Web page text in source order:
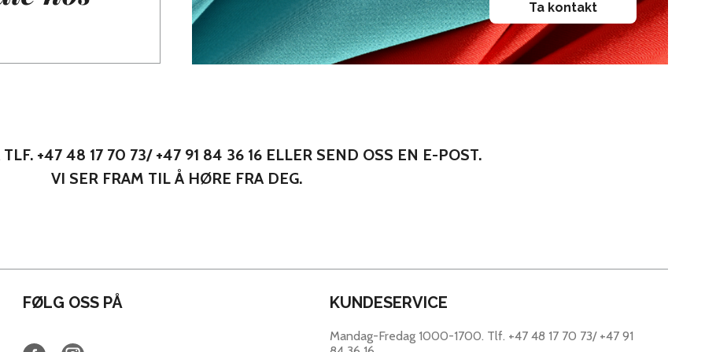
WIDE LEG
STRETCH OG
44=10 STK.PK.
Ta kontakt
+47 48 17 70 73/ +47 91 84 36 16 ELLER SEND OSS EN E-POST.
VI SER FRAM TIL Å HØRE FRA DEG.
FØLG OSS PÅ KUNDESERVICE
Mandag-Fredag 1000-1700. Tlf. +47 48 17 70 73/ +47 91